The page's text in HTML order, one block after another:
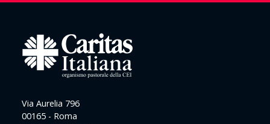
Via Aurelia 796
00165 - Roma